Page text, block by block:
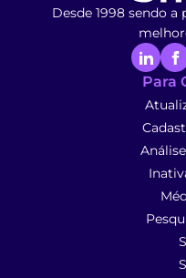
Desde 1998 sendo a
Para